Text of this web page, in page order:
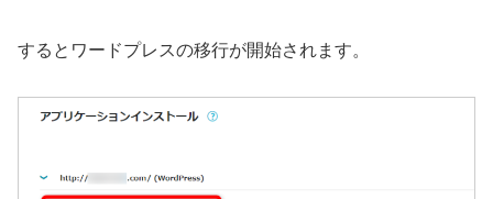
するとワードプレスの移行が開始されます。